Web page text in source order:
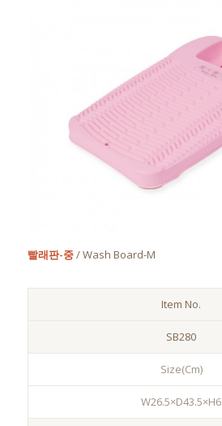
빨래판-중/ Wash Board-M
Item No.
SB280
Size(Cm)
W26.5×D43.5×H6